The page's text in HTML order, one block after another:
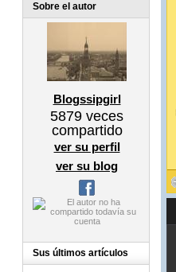
Sobre el autor
Blogssipgirl
5879 veces
compartido
ver su perfil
ver su blog
Sus últimos artículos